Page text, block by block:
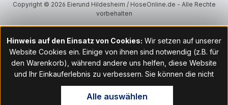
Copyright © 2026 Eierund Hildesheim / HoseOnline.de - Alle Rechte
vorbehalten
Hinweis auf den Einsatz von Cookies: Wir setzen auf unserer
Website Cookies ein. Einige von ihnen sind notwendig (z.B. für
den Warenkorb), während andere uns helfen, diese Website
und Ihr Einkauferlebnis zu verbessern. Sie können die nicht
notwendigen Cookies mit Klick auf „OK“ akzeptieren oder per
Klick auf "Nur technisch notwendige akzeptieren" ablehnen. Den
Alle auswählen